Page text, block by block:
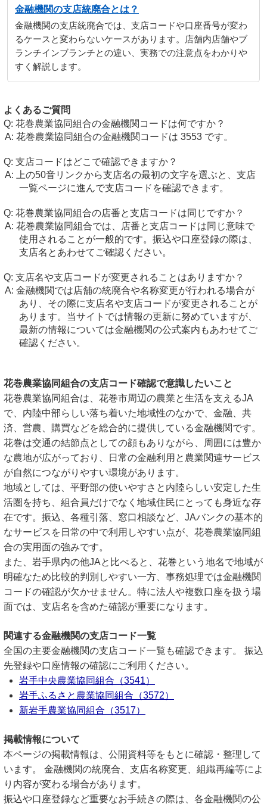
金融機関の支店統廃合とは？
金融機関の支店統廃合では、支店コードや口座番号が変わ
るケースと変わらないケースがあります。店舗内店舗やブ
ランチインブランチとの違い、実務での注意点をわかりや
すく解説します。
よくあるご質問
花巻農業協同組合の金融機関コードは何ですか？
花巻農業協同組合の金融機関コードは 3553 です。
支店コードはどこで確認できますか？
上の50音リンクから支店名の最初の文字を選ぶと、支店
一覧ページに進んで支店コードを確認できます。
花巻農業協同組合の店番と支店コードは同じですか？
花巻農業協同組合では、店番と支店コードは同じ意味で
使用されることが一般的です。振込や口座登録の際は、
支店名とあわせてご確認ください。
支店名や支店コードが変更されることはありますか？
金融機関では店舗の統廃合や名称変更が行われる場合が
あり、その際に支店名や支店コードが変更されることが
あります。当サイトでは情報の更新に努めていますが、
最新の情報については金融機関の公式案内もあわせてご
確認ください。
花巻農業協同組合の支店コード確認で意識したいこと
花巻農業協同組合は、花巻市周辺の農業と生活を支えるJA
で、内陸中部らしい落ち着いた地域性のなかで、金融、共
済、営農、購買などを総合的に提供している金融機関です。
花巻は交通の結節点としての顔もありながら、周囲には豊か
な農地が広がっており、日常の金融利用と農業関連サービス
が自然につながりやすい環境があります。
地域としては、平野部の使いやすさと内陸らしい安定した生
活圏を持ち、組合員だけでなく地域住民にとっても身近な存
在です。振込、各種引落、窓口相談など、JAバンクの基本的
なサービスを日常の中で利用しやすい点が、花巻農業協同組
合の実用面の強みです。
また、岩手県内の他JAと比べると、花巻という地名で地域が
明確なため比較的判別しやすい一方、事務処理では金融機関
コードの確認が欠かせません。特に法人や複数口座を扱う場
面では、支店名を含めた確認が重要になります。
関連する金融機関の支店コード一覧
全国の主要金融機関の支店コード一覧も確認できます。 振込
先登録や口座情報の確認にご利用ください。
岩手中央農業協同組合（3541）
岩手ふるさと農業協同組合（3572）
新岩手農業協同組合（3517）
掲載情報について
本ページの掲載情報は、公開資料等をもとに確認・整理して
います。 金融機関の統廃合、支店名称変更、組織再編等によ
り内容が変わる場合があります。
振込や口座登録など重要なお手続きの際は、各金融機関の公